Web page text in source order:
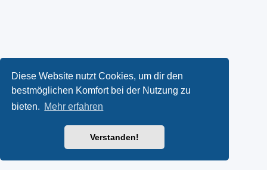
Diese Website nutzt Cookies, um dir den
bestmöglichen Komfort bei der Nutzung zu
bieten. Mehr erfahren
Verstanden!